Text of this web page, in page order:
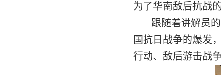
为了华南敌后抗战
跟随着讲解员
国抗日战争的爆发
行动、敌后游击战